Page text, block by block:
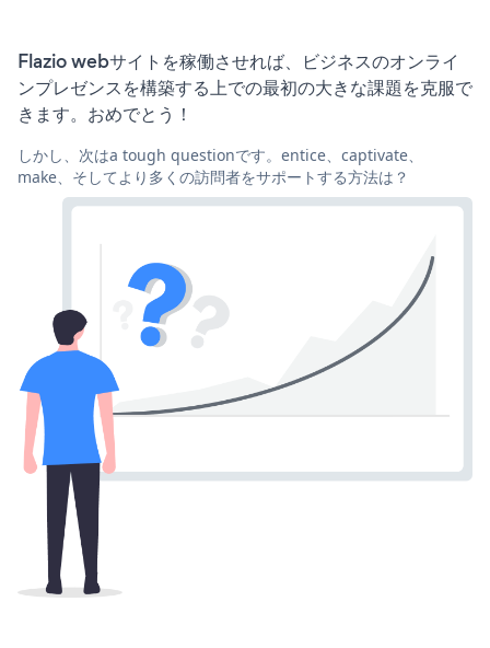
Flazio webサイトを稼働させれば、ビジネスのオンライ
ンプレゼンスを構築する上での最初の大きな課題を克服で
きます。おめでとう！
しかし、次はa tough questionです。entice、captivate、
make、そしてより多くの訪問者をサポートする方法は？